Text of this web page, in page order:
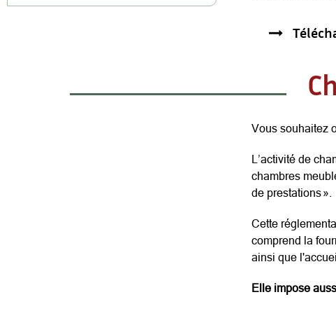
Vous souhaitez
L’activité de
chambres
de prestations ».
Cette
comprend la
ainsi que
Elle impose